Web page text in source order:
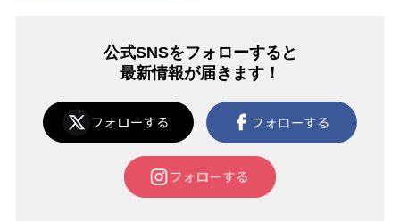
公式SNSをフォローすると
最新情報が届きます！